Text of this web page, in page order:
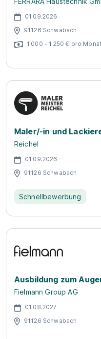
01.09.2026
91126 Schwabach
1.000 - 1.250 € pro Monat
Maler/-in und
Reichel
01.09.2026
91126 Schwabach
Schnellbewerbung
Ausbildung zum
Fielmann Group AG
01.08.2027
91126 Schwabach